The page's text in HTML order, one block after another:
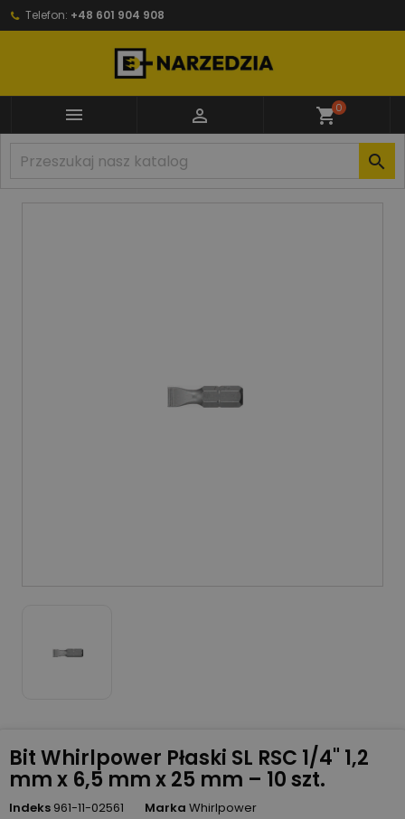
Telefon: +48 601 904 908
  shopping_cart0

Bit Whirlpower Płaski SL RSC 1/4" 1,2
mm x 6,5 mm x 25 mm – 10 szt.
Indeks 961-11-02561 Marka Whirlpower